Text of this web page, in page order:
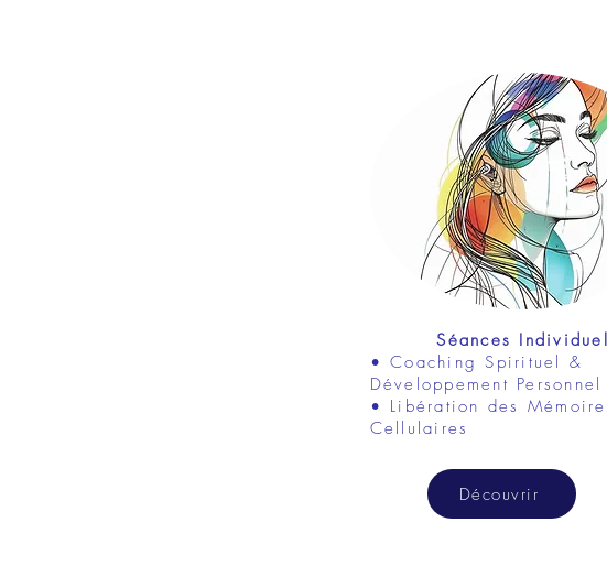
Séances
• Coaching Spirituel &
Développement Personnel
• Libération des
Cellulaires
Découvrir